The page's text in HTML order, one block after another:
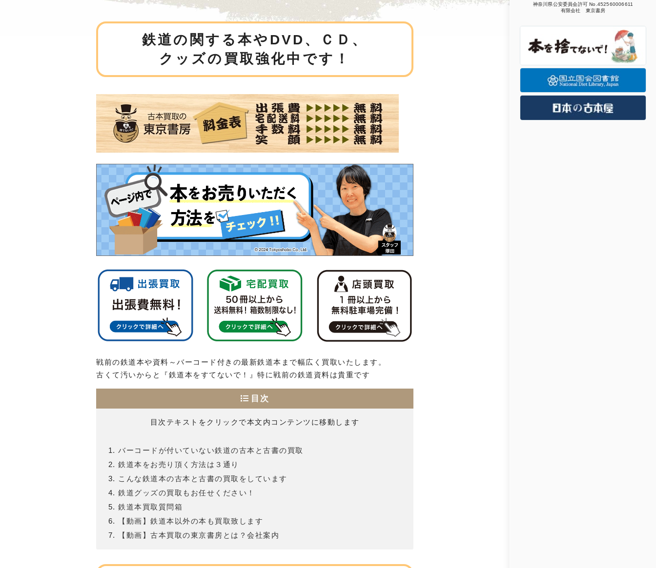
神奈川県公安委員会許可 No.452560006611
有限会社 東京書房
鉄道の関する本やDVD、ＣＤ、
クッズの買取強化中です！
戦前の鉄道本や資料～バーコード付きの最新鉄道本まで幅広く買取いたします。
古くて汚いからと『鉄道本をすてないで！』特に戦前の鉄道資料は貴重です
目次
目次テキストをクリックで本文内コンテンツに移動します
バーコードが付いていない鉄道の古本と古書の買取
鉄道本をお売り頂く方法は３通り
こんな鉄道本の古本と古書の買取をしています
鉄道グッズの買取もお任せください！
鉄道本買取質問箱
【動画】鉄道本以外の本も買取致します
【動画】古本買取の東京書房とは？会社案内